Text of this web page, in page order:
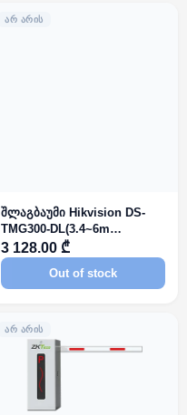
ᲐᲠ ᲐᲠᲘᲡ
შლაგბაუმი Hikvision DS-
TMG300-DL(3.4~6m
telescopic)
3 128.00 ₾
Out of stock
ᲐᲠ ᲐᲠᲘᲡ